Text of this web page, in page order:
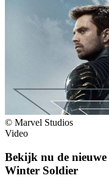
© Marvel Studios
Video
Bekijk nu de
Winter Soldier